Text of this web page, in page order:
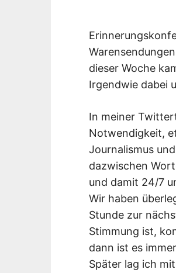
dieser Woche
Irgendwie dabei
In meiner
Notwendigkeit,
Journalismus
dazwischen
und damit 24/7
Wir haben
Stunde zur
Stimmung ist,
dann ist es
Später lag ich